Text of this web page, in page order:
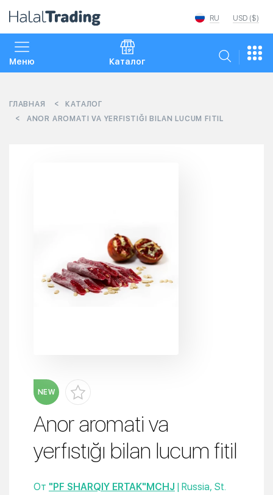
USD ($)
RU
Меню Каталог
ГЛАВНАЯ
КАТАЛОГ
ANOR AROMATI VA YERFISTIĞI BILAN LUCUM FITIL
NEW
Anor aromati va
yerfıstığı bilan lucum fitil
От "PF SHARQIY ERTAK"MCHJ | Russia, St.